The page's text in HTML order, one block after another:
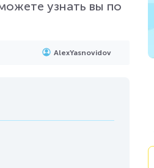
узнать вы по
AlexYasnovidov